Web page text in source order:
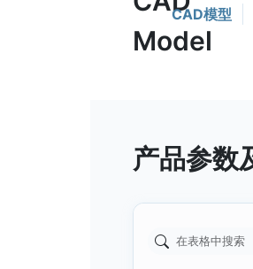
CAD模型
产品参数